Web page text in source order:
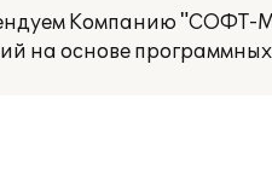
Компанию "СОФТ-
на основе